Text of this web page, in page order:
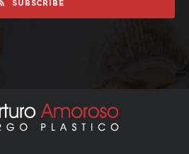
SUBSCRIBE